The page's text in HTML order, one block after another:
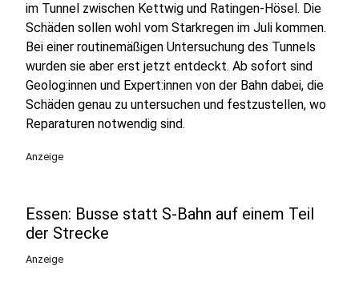
im Tunnel zwischen Kettwig und Ratingen-Hösel. Die
Schäden sollen wohl vom Starkregen im Juli kommen.
Bei einer routinemäßigen Untersuchung des Tunnels
wurden sie aber erst jetzt entdeckt. Ab sofort sind
Geolog:innen und Expert:innen von der Bahn dabei, die
Schäden genau zu untersuchen und festzustellen, wo
Reparaturen notwendig sind.
Anzeige
Essen: Busse statt S-Bahn auf einem Teil
der Strecke
Anzeige